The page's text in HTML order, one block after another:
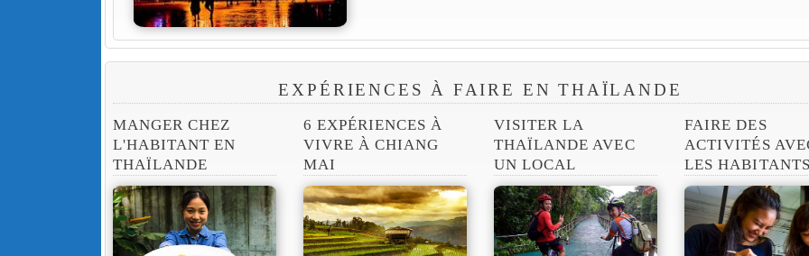
EXPÉRIENCES À FAIRE EN THAÏLANDE
MANGER CHEZ
L'HABITANT EN
THAÏLANDE
6 EXPÉRIENCES À
VIVRE À CHIANG
MAI
VISITER LA
THAÏLANDE AVEC
UN LOCAL
FAIRE DES
ACTIVITÉS
LES